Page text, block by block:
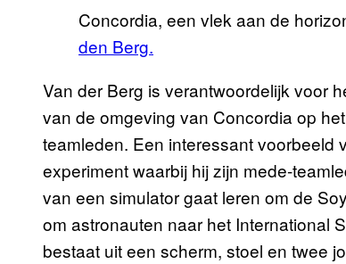
Concordia, een vlek aan de
den Berg.
Van der Berg is verantwoordelijk voor
van de omgeving van Concordia op
teamleden. Een interessant voorbeeld
experiment waarbij hij zijn mede-
van een simulator gaat leren om de
om astronauten naar het International
bestaat uit een scherm, stoel en twee